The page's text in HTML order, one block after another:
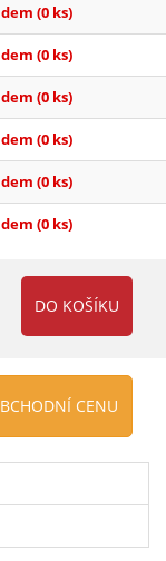
(0 ks)
(0 ks)
(0 ks)
(0 ks)
(0 ks)
(0 ks)
CENU